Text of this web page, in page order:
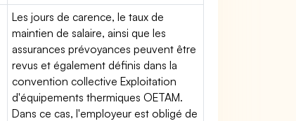
Les jours de carence, le taux de
maintien de salaire, ainsi que les
assurances prévoyances peuvent être
revus et également définis dans la
convention collective Exploitation
d'équipements thermiques OETAM.
Dans ce cas, l'employeur est obligé de